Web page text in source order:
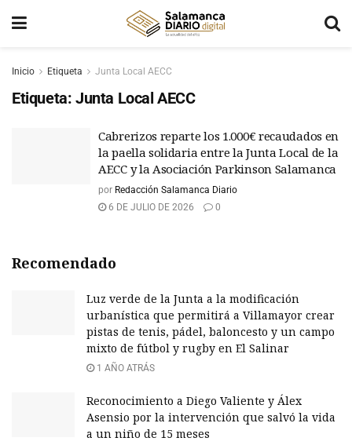
Inicio Etiqueta Junta Local AECC
Etiqueta: Junta Local AECC
Cabrerizos reparte los 1.000€ recaudados en
la paella solidaria entre la Junta Local de la
AECC y la Asociación Parkinson Salamanca
por Redacción Salamanca Diario
6 DE JULIO DE 2026
0
Recomendado
Luz verde de la Junta a la modificación
urbanística que permitirá a Villamayor crear
pistas de tenis, pádel, baloncesto y un campo
mixto de fútbol y rugby en El Salinar
1 AÑO ATRÁS
Reconocimiento a Diego Valiente y Álex
Asensio por la intervención que salvó la vida
a un niño de 15 meses